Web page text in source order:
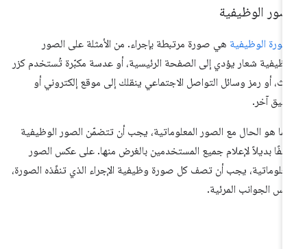
الوظيفية
الوظيفيةهي صورة مرتبطة بإجراء. من الأمثلة على الصور
شعار يؤدي إلى الصفحة الرئيسية، أو عدسة مكبّرة تُستخدم كزر
أو رمز وسائل التواصل الاجتماعي ينقلك إلى موقع إلكتروني أو
آخر.
هو الحال مع الصور المعلوماتية، يجب أن تتضمّن الصور الوظيفية
بديلاً لإعلام جميع المستخدمين بالغرض منها. على عكس الصور
يجب أن تصف كل صورة وظيفية الإجراء الذي تنفّذه الصورة،
الجوانب المرئية.